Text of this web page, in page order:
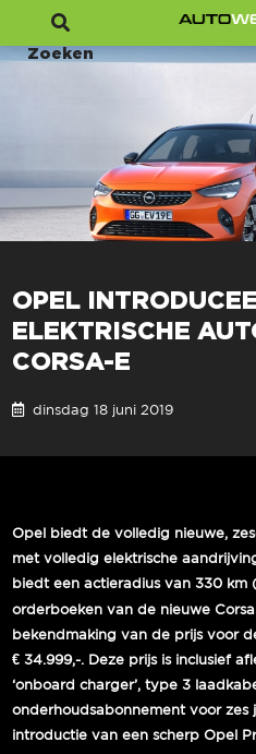
Zoeken
OPEL
ELEKTRISCHE
CORSA-E
dinsdag 18 juni 2019
Opel biedt de volledig nieuwe,
met volledig elektrische
biedt een actieradius van 330 km
orderboeken van de nieuwe
bekendmaking van de prijs voor
€ 34.999,-. Deze prijs is inclusief
‘onboard charger’, type 3
onderhoudsabonnement voor zes
introductie van een scherp Opel